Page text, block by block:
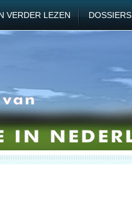
VERDER LEZEN DOSSIERS